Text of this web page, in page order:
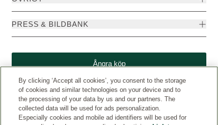
PRESS & BILDBANK
Ångra köp
By clicking ‘Accept all cookies’, you consent to the storage
of cookies and similar technologies on your device and to
the processing of your data by us and our partners. The
collected data will be used for ads personalization.
Especially cookies and mobile ad identifiers will be used for